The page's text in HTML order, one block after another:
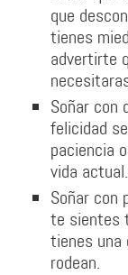
que
tienes
advertirte
Soñar con
felicidad
paciencia
vida actual.
Soñar con
te sientes
tienes una
rodean.